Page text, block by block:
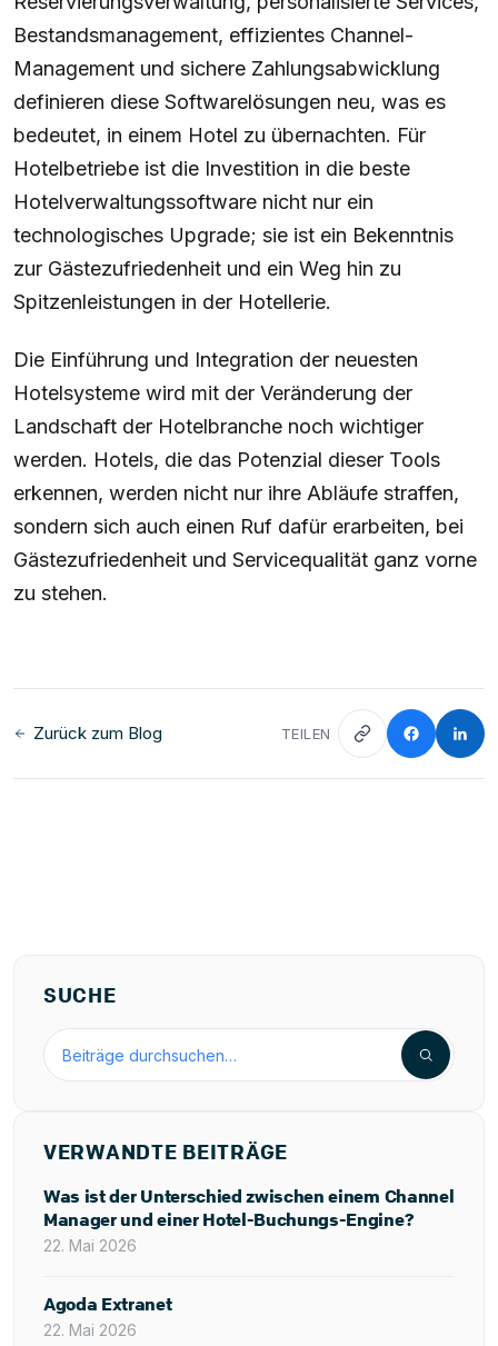
Bestandsmanagement, effizientes Channel-
Management und sichere Zahlungsabwicklung
definieren diese Softwarelösungen neu, was es
bedeutet, in einem Hotel zu übernachten. Für
Hotelbetriebe ist die Investition in die beste
Hotelverwaltungssoftware nicht nur ein
technologisches Upgrade; sie ist ein Bekenntnis
zur Gästezufriedenheit und ein Weg hin zu
Spitzenleistungen in der Hotellerie.
Die Einführung und Integration der neuesten
Hotelsysteme wird mit der Veränderung der
Landschaft der Hotelbranche noch wichtiger
werden. Hotels, die das Potenzial dieser Tools
erkennen, werden nicht nur ihre Abläufe straffen,
sondern sich auch einen Ruf dafür erarbeiten, bei
Gästezufriedenheit und Servicequalität ganz vorne
zu stehen.
Zurück zum Blog TEILEN
SUCHE
Blog durchsuchen
VERWANDTE BEITRÄGE
Was ist der Unterschied zwischen einem Channel
Manager und einer Hotel-Buchungs-Engine?
22. Mai 2026
Agoda Extranet
22. Mai 2026